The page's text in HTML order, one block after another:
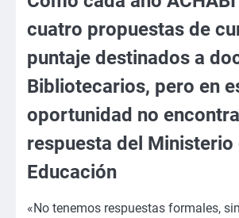
cuatro propuestas de
puntaje destinados a
Bibliotecarios, pero en
oportunidad no
respuesta del Ministerio
Educación
«No tenemos respuestas formales,